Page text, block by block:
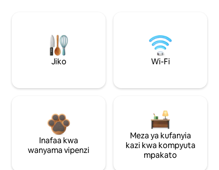
Jiko Wi-Fi
Inafaa kwa
wanyama vipenzi
Meza ya kufanyia
kazi kwa kompyuta
mpakato